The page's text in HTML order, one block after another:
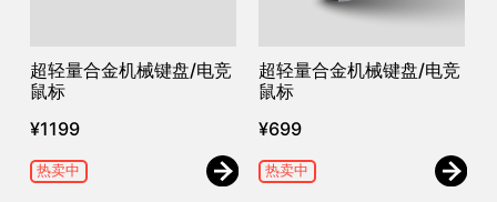
超轻量合金机械键盘/电竞
鼠标
¥1199
热卖中
超轻量合金机械键盘/电竞
鼠标
¥699
热卖中